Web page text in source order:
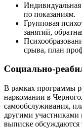
Индивидуальная
по показаниям.
Групповая
занятий,
срыва, план
Социально-
В рамках программы
наркомании в
самообслуживания,
другими
выписке обсуждаются